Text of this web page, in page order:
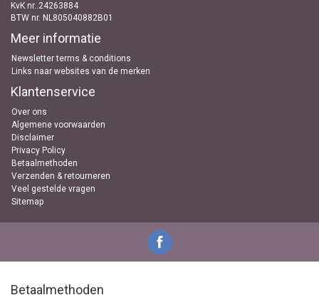
KvK nr..24263884
BTW nr. NL805040882B01
Meer informatie
Newsletter terms & conditions
Links naar websites van de merken
Klantenservice
Over ons
Algemene voorwaarden
Disclaimer
Privacy Policy
Betaalmethoden
Verzenden & retourneren
Veel gestelde vragen
Sitemap
Betaalmethoden